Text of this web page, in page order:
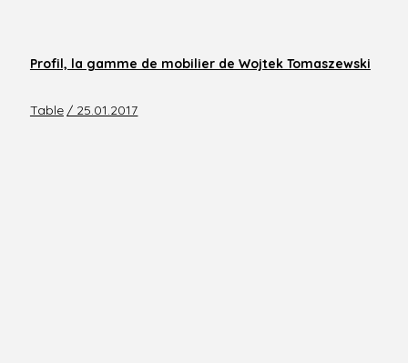
Profil, la gamme de mobilier de Wojtek Tomaszewski
Table / 25.01.2017